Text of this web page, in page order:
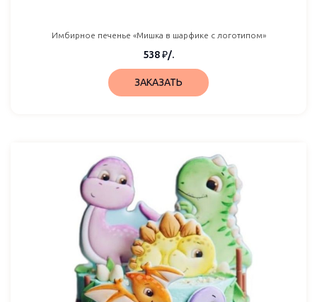
Имбирное печенье «Мишка в шарфике с логотипом»
538₽/.
ЗАКАЗАТЬ